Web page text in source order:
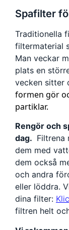
Spafilter
Traditionella
filtermaterial
Man veckar
plats en
vecken sitter
formen gör
partiklar.
Rengör och
dag. Filtrena
dem med
dem också
och andra
eller löddra.
dina filter:
filtren helt